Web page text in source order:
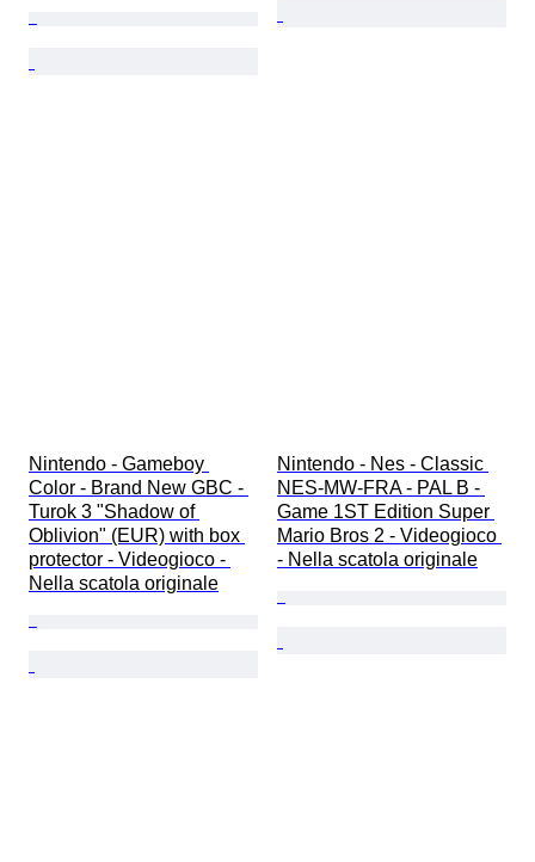
Nintendo - Gameboy
Color - Brand New GBC -
Turok 3 "Shadow of
Oblivion" (EUR) with box
protector - Videogioco -
Nella scatola originale
Nintendo - Nes - Classic
NES-MW-FRA - PAL B -
Game 1ST Edition Super
Mario Bros 2 - Videogioco
- Nella scatola originale